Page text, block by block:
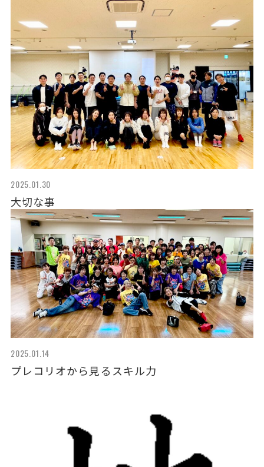
2025.01.30
大切な事
2025.01.14
プレコリオから見るスキル力